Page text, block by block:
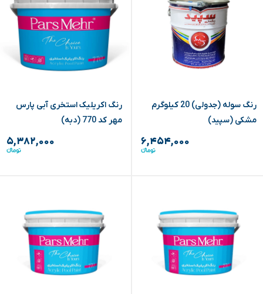
رنگ سوله (جدولی) 20 کیلوگرم
مشکی (سپید)
۶,۴۵۴,۰۰۰
رنگ اکریلیک استخری آبی پارس
مهر کد 770 (دبه)
۵,۳۸۲,۰۰۰